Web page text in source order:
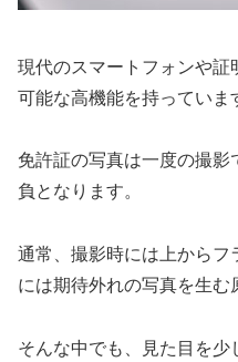
現代のスマートフォンや
可能な高機能を持っていま
免許証の写真は一度の撮
負となります。
通常、撮影時には上から
には期待外れの写真を生む
そんな中でも、見た目を